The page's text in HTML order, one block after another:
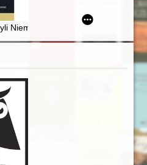
budy"
Niemcewicz i Kraszewski :